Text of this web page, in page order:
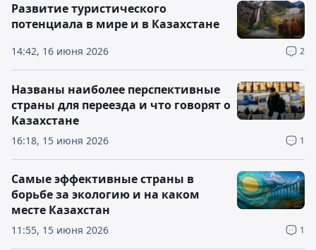
14:42, 16 июня 2026 2
Развитие туристического
потенциала в мире и в Казахстане
16:18, 15 июня 2026 1
Названы наиболее перспективные
страны для переезда и что говорят о
Казахстане
11:55, 15 июня 2026 1
Самые эффективные страны в
борьбе за экологию и на каком
месте Казахстан